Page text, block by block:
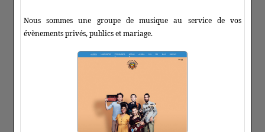
Nous sommes une groupe de musique au service de vos
évènements privés, publics et mariage.